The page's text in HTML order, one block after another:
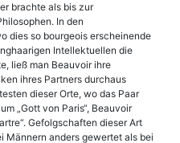
brachte als bis zur
In den
dies so bourgeois erscheinende
Intellektuellen die
ließ man Beauvoir ihre
ihres Partners durchaus
dieser Orte, wo das Paar
„Gott von Paris“, Beauvoir
Gefolgschaften dieser Art
Männern anders gewertet als bei